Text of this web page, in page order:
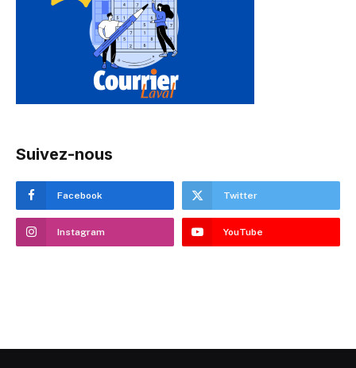
Suivez-nous
Facebook Twitter
Instagram YouTube